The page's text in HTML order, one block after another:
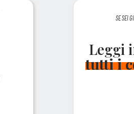
SE SEI
Leggi
tutti i